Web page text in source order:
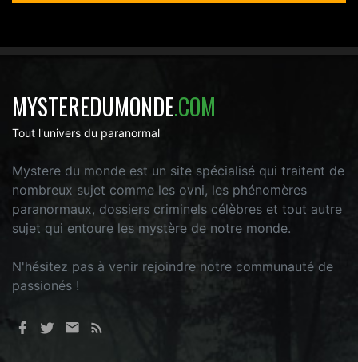
MYSTEREDUMONDE.COM
Tout l'univers du paranormal
Mystere du monde est un site spécialisé qui traitent de
nombreux sujet comme les ovni, les phénomères
paranormaux, dossiers criminels célèbres et tout autre
sujet qui entoure les mystère de notre monde.
N'hésitez pas à venir rejoindre notre communauté de
passionés !